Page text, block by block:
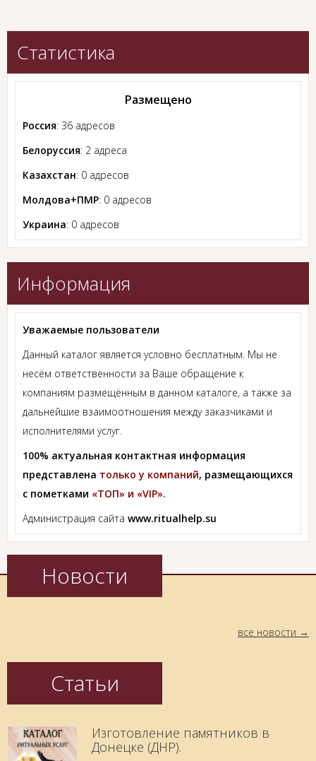
Статистика
Размещено
Россия: 36 адресов
Белоруссия: 2 адреса
Казахстан: 0 адресов
Молдова+ПМР: 0 адресов
Украина: 0 адресов
Информация
Уважаемые пользователи
Данный каталог является условно бесплатным. Мы не
несём ответственности за Ваше обращение к
компаниям размещённым в данном каталоге, а также за
дальнейшие взаимоотношения между заказчиками и
исполнителями услуг.
100% актуальная контактная информация
представлена только у компаний, размещающихся
с пометками «ТОП» и «VIP».
Администрация сайта www.ritualhelp.su
Новости
все новости
Статьи
Изготовление памятников в
Донецке (ДНР).